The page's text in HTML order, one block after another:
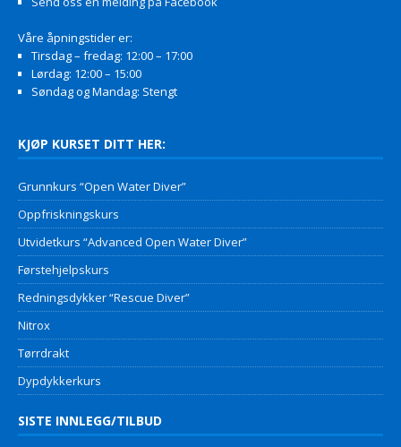
Våre åpningstider er:
Tirsdag – fredag: 12:00 – 17:00
Lørdag: 12:00 – 15:00
Søndag og Mandag: Stengt
KJØP KURSET DITT HER:
Grunnkurs “Open Water Diver”
Oppfriskningskurs
Utvidetkurs “Advanced Open Water Diver”
Førstehjelpskurs
Redningsdykker “Rescue Diver”
Nitrox
Tørrdrakt
Dypdykkerkurs
SISTE INNLEGG/TILBUD